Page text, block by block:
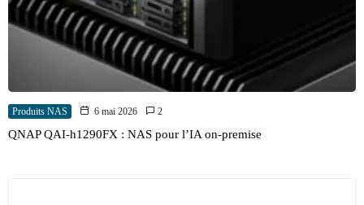
Produits NAS 6 mai 2026 2
QNAP QAI-h1290FX : NAS pour l’IA on-premise